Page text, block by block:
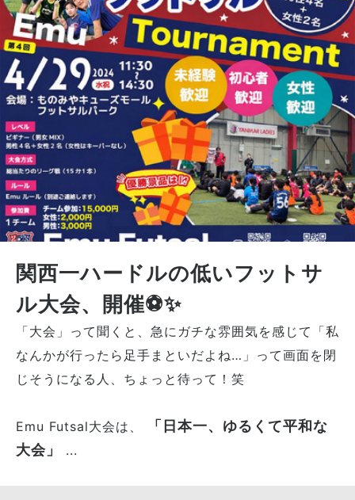
関西一ハードルの低いフットサ
ル大会、開催⚽️✨
「大会」って聞くと、急にガチな雰囲気を感じて「私
なんかが行ったら足手まといだよね…」って画面を閉
じそうになる人、ちょっと待って！笑
Emu Futsal大会は、
「日本一、ゆるくて平和な
大会」
...